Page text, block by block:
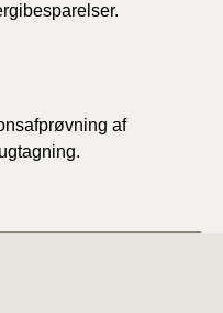
af